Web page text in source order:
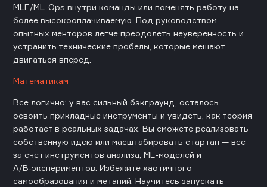
MLE/ML-Ops внутри команды или поменять работу на
более высокооплачиваемую. Под руководством
опытных менторов легче преодолеть неуверенность и
устранить технические пробелы, которые мешают
двигаться вперед.
Математикам
Все логично: у вас сильный бэкграунд, осталось
освоить прикладные инструменты и увидеть, как теория
работает в реальных задачах. Вы сможете реализовать
собственную идею или масштабировать стартап — все
за счет инструментов анализа, ML-моделей и
A/B‑экспериментов. Избежите хаотичного
самообразования и метаний. Научитесь запускать